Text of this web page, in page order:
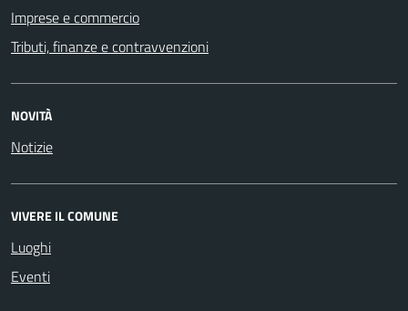
Imprese e commercio
Tributi, finanze e contravvenzioni
NOVITÀ
Notizie
VIVERE IL COMUNE
Luoghi
Eventi